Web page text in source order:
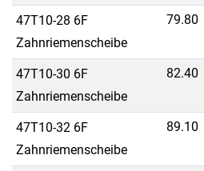
47T10-28 6F
Zahnriemenscheibe
79.80
47T10-30 6F
Zahnriemenscheibe
82.40
47T10-32 6F
Zahnriemenscheibe
89.10